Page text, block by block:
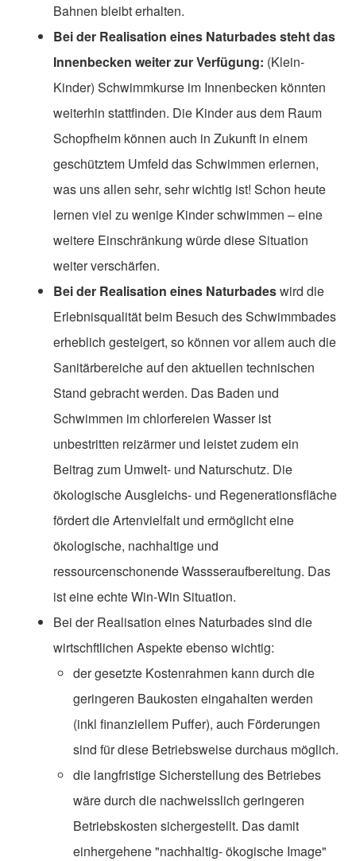
Bahnen bleibt erhalten.
Bei der Realisation eines Naturbades steht das
Innenbecken weiter zur Verfügung: (Klein-
Kinder) Schwimmkurse im Innenbecken könnten
weiterhin stattfinden. Die Kinder aus dem Raum
Schopfheim können auch in Zukunft in einem
geschütztem Umfeld das Schwimmen erlernen,
was uns allen sehr, sehr wichtig ist! Schon heute
lernen viel zu wenige Kinder schwimmen – eine
weitere Einschränkung würde diese Situation
weiter verschärfen.
Bei der Realisation eines Naturbadeswird die
Erlebnisqualität beim Besuch des Schwimmbades
erheblich gesteigert, so können vor allem auch die
Sanitärbereiche auf den aktuellen technischen
Stand gebracht werden. Das Baden und
Schwimmen im chlorfereien Wasser ist
unbestritten reizärmer und leistet zudem ein
Beitrag zum Umwelt- und Naturschutz. Die
ökologische Ausgleichs- und Regenerationsfläche
fördert die Artenvielfalt und ermöglicht eine
ökologische, nachhaltige und
ressourcenschonende Wassseraufbereitung. Das
ist eine echte Win-Win Situation.
Bei der Realisation eines Naturbades sind die
wirtschftlichen Aspekte ebenso wichtig:
der gesetzte Kostenrahmen kann durch die
geringeren Baukosten eingahalten werden
(inkl finanziellem Puffer), auch Förderungen
sind für diese Betriebsweise durchaus möglich.
die langfristige Sicherstellung des Betriebes
wäre durch die nachweisslich geringeren
Betriebskosten sichergestellt. Das damit
einhergehene "nachhaltig- ökogische Image"